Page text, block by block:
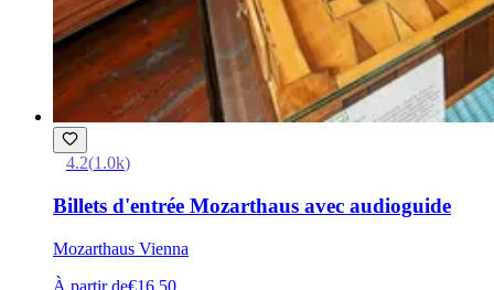
4.2(1.0k)
Billets d'entrée Mozarthaus avec audioguide
Mozarthaus Vienna
À partir de€16.50